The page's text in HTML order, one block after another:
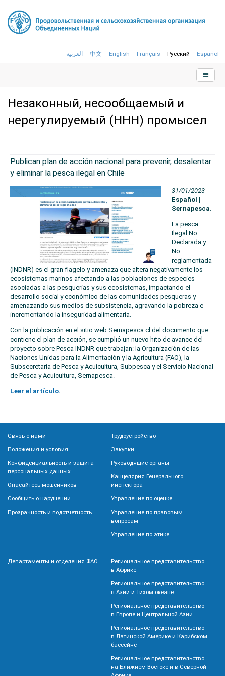
العربية 中文 English Français Русский Español
Незаконный, несообщаемый и
нерегулируемый (ННН) промысел
Publican plan de acción nacional para prevenir, desalentar
y eliminar la pesca ilegal en Chile
31/01/2023
Español |
Sernapesca.
La pesca
Ilegal No
Declarada y
No
reglamentada
(INDNR) es el gran flagelo y amenaza que altera negativamente los
ecosistemas marinos afectando a las poblaciones de especies
asociadas a las pesquerías y sus ecosistemas, impactando el
desarrollo social y económico de las comunidades pesqueras y
amenazando sus medios de subsistencia, agravando la pobreza e
incrementando la inseguridad alimentaria.
Con la publicación en el sitio web Sernapesca.cl del documento que
contiene el plan de acción, se cumplió un nuevo hito de avance del
proyecto sobre Pesca INDNR que trabajan: la Organización de las
Naciones Unidas para la Alimentación y la Agricultura (FAO), la
Subsecretaría de Pesca y Acuicultura, Subpesca y el Servicio Nacional
de Pesca y Acuicultura, Sernapesca.
Leer el artículo.
Связь с нами
Положения и условия
Конфиденциальность и защита
персональных данных
Опасайтесь мошенников
Сообщить о нарушении
Прозрачность и подотчетность
Трудоустройство
Закупки
Руководящие органы
Канцелярия Генерального
инспектора
Управление по оценке
Управление по правовым
вопросам
Управление по этике
Департаменты и отделения ФАО
Региональное представительство
в Африке
Региональное представительство
в Азии и Тихом океане
Региональное представительство
в Европе и Центральной Азии
Региональное представительство
в Латинской Америке и Карибском
бассейне
Региональное представительство
на Ближнем Востоке и в Северной